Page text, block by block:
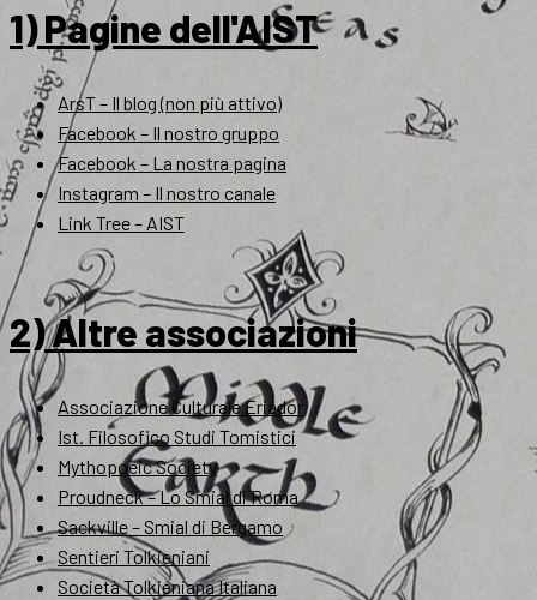
1) Pagine dell'AIST
ArsT – Il blog (non più attivo)
Facebook – Il nostro gruppo
Facebook – La nostra pagina
Instagram – Il nostro canale
Link Tree – AIST
2) Altre associazioni
Associazione Culturale Eriador
Ist. Filosofico Studi Tomistici
Mythopoeic Society
Proudneck – Lo Smial di Roma
Sackville – Smial di Bergamo
Sentieri Tolkieniani
Società Tolkieniana Italiana